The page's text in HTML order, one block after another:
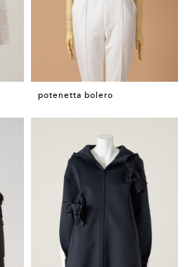
potenetta bolero